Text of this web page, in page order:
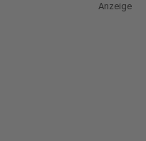
Anzeige